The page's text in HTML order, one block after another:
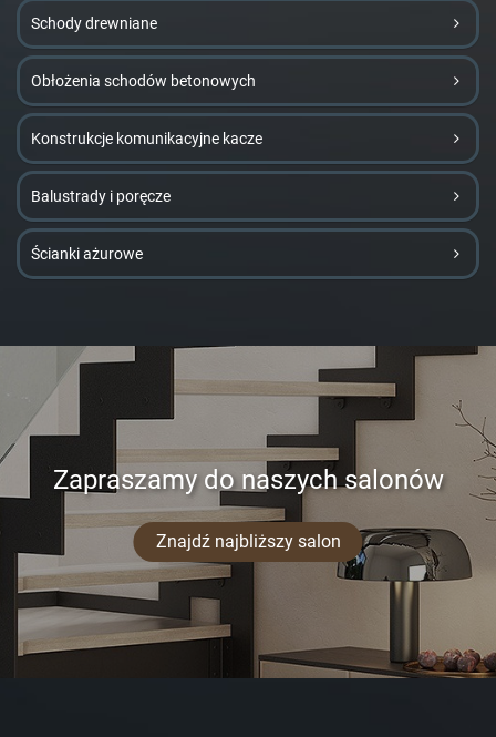
Schody drewniane
Obłożenia schodów betonowych
Konstrukcje komunikacyjne kacze
Balustrady i poręcze
Ścianki ażurowe
Zapraszamy do naszych salonów
Znajdź najbliższy salon